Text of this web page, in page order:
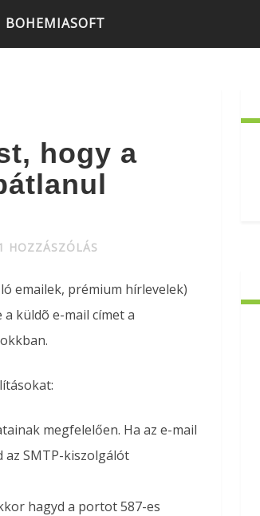
BOHEMIASOFT
hogy a
1 HOZZÁSZÓLÁS
emailek, prémium hírlevelek)
küldõ e-mail címet a
megfelelően. Ha az e-mail
az SMTP-kiszolgálót
hagyd a portot 587-es